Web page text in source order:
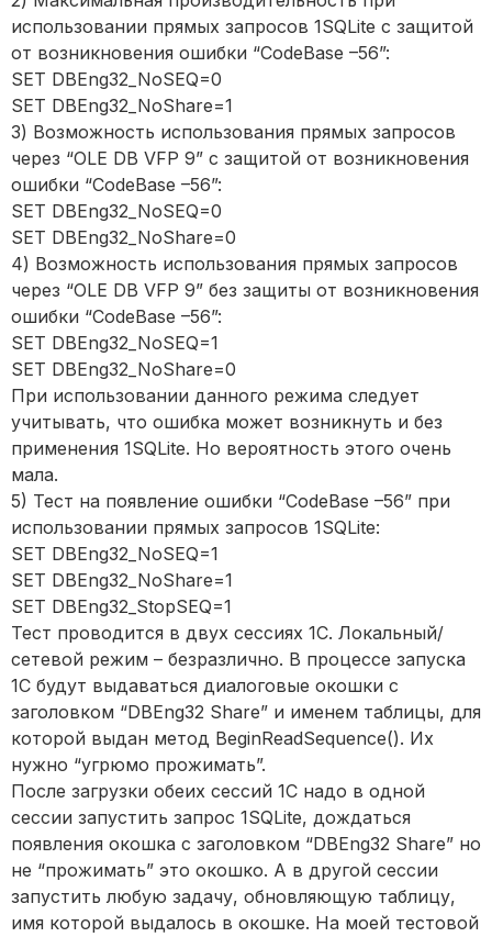
использовании прямых запросов 1SQLite с защитой
от возникновения ошибки “CodeBase –56”:
SET DBEng32_NoSEQ=0
SET DBEng32_NoShare=1
3) Возможность использования прямых запросов
через “OLE DB VFP 9” c защитой от возникновения
ошибки “CodeBase –56”:
SET DBEng32_NoSEQ=0
SET DBEng32_NoShare=0
4) Возможность использования прямых запросов
через “OLE DB VFP 9” без защиты от возникновения
ошибки “CodeBase –56”:
SET DBEng32_NoSEQ=1
SET DBEng32_NoShare=0
При использовании данного режима следует
учитывать, что ошибка может возникнуть и без
применения 1SQLite. Но вероятность этого очень
мала.
5) Тест на появление ошибки “CodeBase –56” при
использовании прямых запросов 1SQLite:
SET DBEng32_NoSEQ=1
SET DBEng32_NoShare=1
SET DBEng32_StopSEQ=1
Тест проводится в двух сессиях 1С. Локальный/
сетевой режим – безразлично. В процессе запуска
1С будут выдаваться диалоговые окошки с
заголовком “DBEng32 Share” и именем таблицы, для
которой выдан метод BeginReadSequence(). Их
нужно “угрюмо прожимать”.
После загрузки обеих сессий 1С надо в одной
сессии запустить запрос 1SQLite, дождаться
появления окошка с заголовком “DBEng32 Share” но
не “прожимать” это окошко. А в другой сессии
запустить любую задачу, обновляющую таблицу,
имя которой выдалось в окошке. На моей тестовой